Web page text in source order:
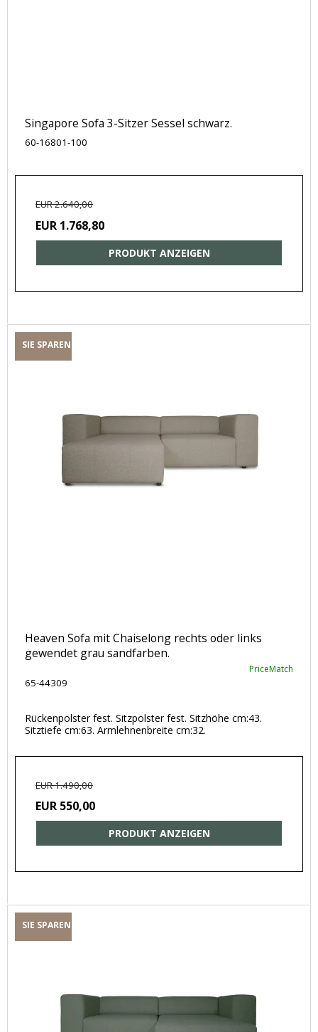
Singapore Sofa 3-Sitzer Sessel schwarz.
60-16801-100
EUR 2.640,00
EUR 1.768,80
PRODUKT ANZEIGEN
SIE SPAREN
Heaven Sofa mit Chaiselong rechts oder links
gewendet grau sandfarben.
PriceMatch
65-44309
Rückenpolster fest. Sitzpolster fest. Sitzhöhe cm:43.
Sitztiefe cm:63. Armlehnenbreite cm:32.
EUR 1.490,00
EUR 550,00
PRODUKT ANZEIGEN
SIE SPAREN